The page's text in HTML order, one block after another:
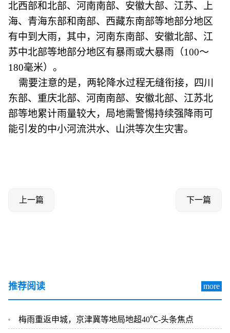
北西部和北部、河南南部、安徽大部、江苏、上
海、青海东部和南部、西藏东南部等地部分地区
有中到大雨，其中，河南东南部、安徽北部、江
苏中北部等地部分地区有暴雨或大暴雨（100～
180毫米）。
需要注意的是，两轮降水过程无缝衔接，四川
东部、重庆北部、河南南部、安徽北部、江苏北
部等地累计雨量较大，局地需警惕持续强降雨可
能引发的中小河流洪水、山洪等次生灾害。
上一篇 下一篇
推荐阅读 more
梅雨重返申城，京津冀等地局地超40℃-头条焦点